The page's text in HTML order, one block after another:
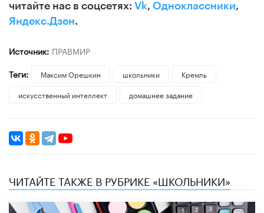
читайте нас в соцсетях: Vk, Одноклассники,
Яндекс.Дзен.
Источник: ПРАВМИР
Теги:
Максим Орешкин школьники
Кремль
искусственный интеллект
домашнее задание
ЧИТАЙТЕ ТАКЖЕ В РУБРИКЕ «ШКОЛЬНИКИ»